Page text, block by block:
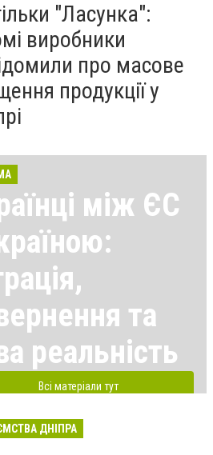
"Ласунка":
виробники
про масове
продукції у
між ЄС
та
реальність
Всі матеріали тут
ДНІПРА